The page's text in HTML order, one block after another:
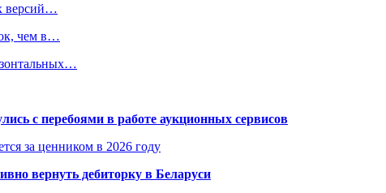
версий…
чем в…
с перебоями в работе аукционных сервисов
за ценником в 2026 году
вернуть дебиторку в Беларуси